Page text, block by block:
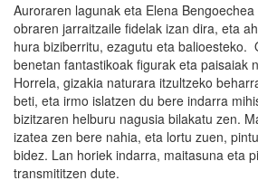
Auroraren lagunak eta Elena
obraren jarraitzaile fidelak izan dira, eta
hura biziberritu, ezagutu eta balioesteko.
benetan fantastikoak figurak eta paisaiak
Horrela, gizakia naturara itzultzeko
beti, eta irmo islatzen du bere indarra
bizitzaren helburu nagusia bilakatu zen.
izatea zen bere nahia, eta lortu zuen,
bidez. Lan horiek indarra, maitasuna eta
transmititzen dute.